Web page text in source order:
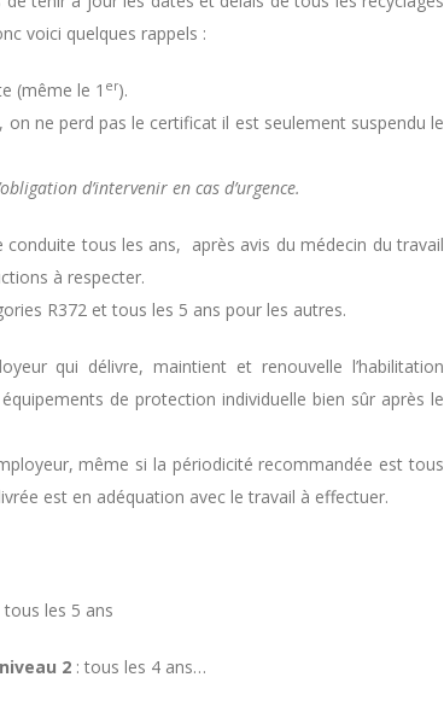
voici quelques rappels :
(même le 1 er).
on ne perd pas le certificat il est seulement suspendu le
d’intervenir en cas d’urgence.
conduite tous les ans, après avis du médecin du travail
à respecter.
R372 et tous les 5 ans pour les autres.
qui délivre, maintient et renouvelle l’habilitation
de protection individuelle bien sûr après le
même si la périodicité recommandée est tous
est en adéquation avec le travail à effectuer.
les 5 ans
niveau 2 : tous les 4 ans…